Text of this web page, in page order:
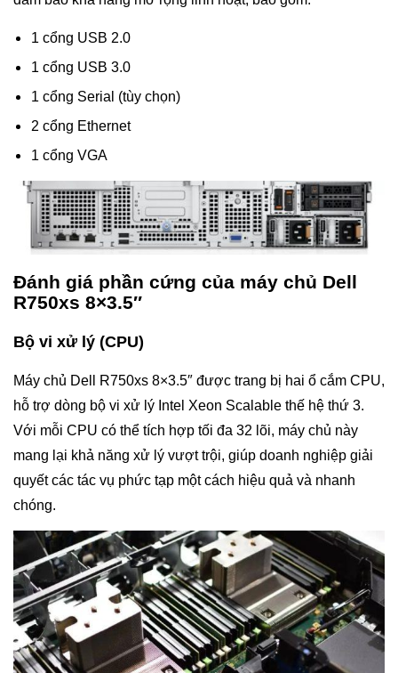
1 cổng USB 2.0
1 cổng USB 3.0
1 cổng Serial (tùy chọn)
2 cổng Ethernet
1 cổng VGA
Đánh giá phần cứng của máy chủ Dell
R750xs 8×3.5″
Bộ vi xử lý (CPU)
Máy chủ Dell R750xs 8×3.5″ được trang bị hai ổ cắm CPU,
hỗ trợ dòng bộ vi xử lý Intel Xeon Scalable thế hệ thứ 3.
Với mỗi CPU có thể tích hợp tối đa 32 lõi, máy chủ này
mang lại khả năng xử lý vượt trội, giúp doanh nghiệp giải
quyết các tác vụ phức tạp một cách hiệu quả và nhanh
chóng.